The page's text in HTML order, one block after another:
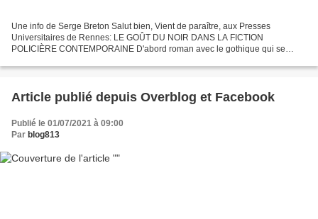
Une info de Serge Breton Salut bien, Vient de paraître, aux Presses
Universitaires de Rennes: LE GOÛT DU NOIR DANS LA FICTION
POLICIÈRE CONTEMPORAINE D'abord roman avec le gothique qui se
Article publié depuis Overblog et Facebook
Publié le 01/07/2021 à 09:00
Par blog813